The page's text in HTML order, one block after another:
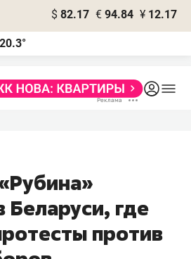
$ 82.17 € 94.84 ¥ 12.17
20.3°
Беларуси, где
против